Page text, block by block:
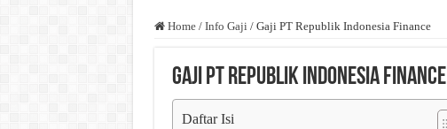
Home / Info Gaji / Gaji PT Republik Indonesia Finance
Gaji PT Republik Indonesia Finance
Daftar Isi